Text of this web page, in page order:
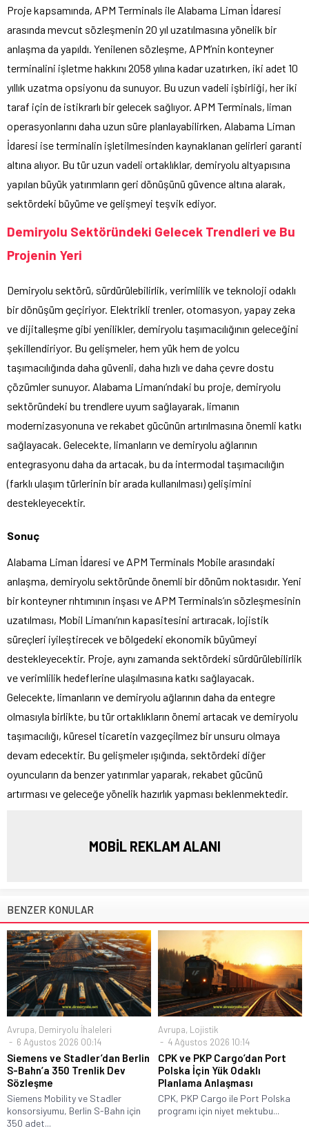
Proje kapsamında, APM Terminals ile Alabama Liman İdaresi
arasında mevcut sözleşmenin 20 yıl uzatılmasına yönelik bir
anlaşma da yapıldı. Yenilenen sözleşme, APM’nin konteyner
terminalini işletme hakkını 2058 yılına kadar uzatırken, iki adet 10
yıllık uzatma opsiyonu da sunuyor. Bu uzun vadeli işbirliği, her iki
taraf için de istikrarlı bir gelecek sağlıyor. APM Terminals, liman
operasyonlarını daha uzun süre planlayabilirken, Alabama Liman
İdaresi ise terminalin işletilmesinden kaynaklanan gelirleri garanti
altına alıyor. Bu tür uzun vadeli ortaklıklar, demiryolu altyapısına
yapılan büyük yatırımların geri dönüşünü güvence altına alarak,
sektördeki büyüme ve gelişmeyi teşvik ediyor.
Demiryolu Sektöründeki Gelecek Trendleri ve Bu
Projenin Yeri
Demiryolu sektörü, sürdürülebilirlik, verimlilik ve teknoloji odaklı
bir dönüşüm geçiriyor. Elektrikli trenler, otomasyon, yapay zeka
ve dijitalleşme gibi yenilikler, demiryolu taşımacılığının geleceğini
şekillendiriyor. Bu gelişmeler, hem yük hem de yolcu
taşımacılığında daha güvenli, daha hızlı ve daha çevre dostu
çözümler sunuyor. Alabama Limanı’ndaki bu proje, demiryolu
sektöründeki bu trendlere uyum sağlayarak, limanın
modernizasyonuna ve rekabet gücünün artırılmasına önemli katkı
sağlayacak. Gelecekte, limanların ve demiryolu ağlarının
entegrasyonu daha da artacak, bu da intermodal taşımacılığın
(farklı ulaşım türlerinin bir arada kullanılması) gelişimini
destekleyecektir.
Sonuç
Alabama Liman İdaresi ve APM Terminals Mobile arasındaki
anlaşma, demiryolu sektöründe önemli bir dönüm noktasıdır. Yeni
bir konteyner rıhtımının inşası ve APM Terminals’ın sözleşmesinin
uzatılması, Mobil Limanı’nın kapasitesini artıracak, lojistik
süreçleri iyileştirecek ve bölgedeki ekonomik büyümeyi
destekleyecektir. Proje, aynı zamanda sektördeki sürdürülebilirlik
ve verimlilik hedeflerine ulaşılmasına katkı sağlayacak.
Gelecekte, limanların ve demiryolu ağlarının daha da entegre
olmasıyla birlikte, bu tür ortaklıkların önemi artacak ve demiryolu
taşımacılığı, küresel ticaretin vazgeçilmez bir unsuru olmaya
devam edecektir. Bu gelişmeler ışığında, sektördeki diğer
oyuncuların da benzer yatırımlar yaparak, rekabet gücünü
artırması ve geleceğe yönelik hazırlık yapması beklenmektedir.
MOBİL REKLAM ALANI
BENZER KONULAR
Avrupa, Demiryolu İhaleleri
6 Ağustos 2026 00:14
Siemens ve Stadler’dan Berlin
S-Bahn’a 350 Trenlik Dev
Sözleşme
Siemens Mobility ve Stadler
konsorsiyumu, Berlin S-Bahn için
350 adet...
Avrupa, Lojistik
4 Ağustos 2026 10:14
CPK ve PKP Cargo’dan Port
Polska İçin Yük Odaklı
Planlama Anlaşması
CPK, PKP Cargo ile Port Polska
programı için niyet mektubu...